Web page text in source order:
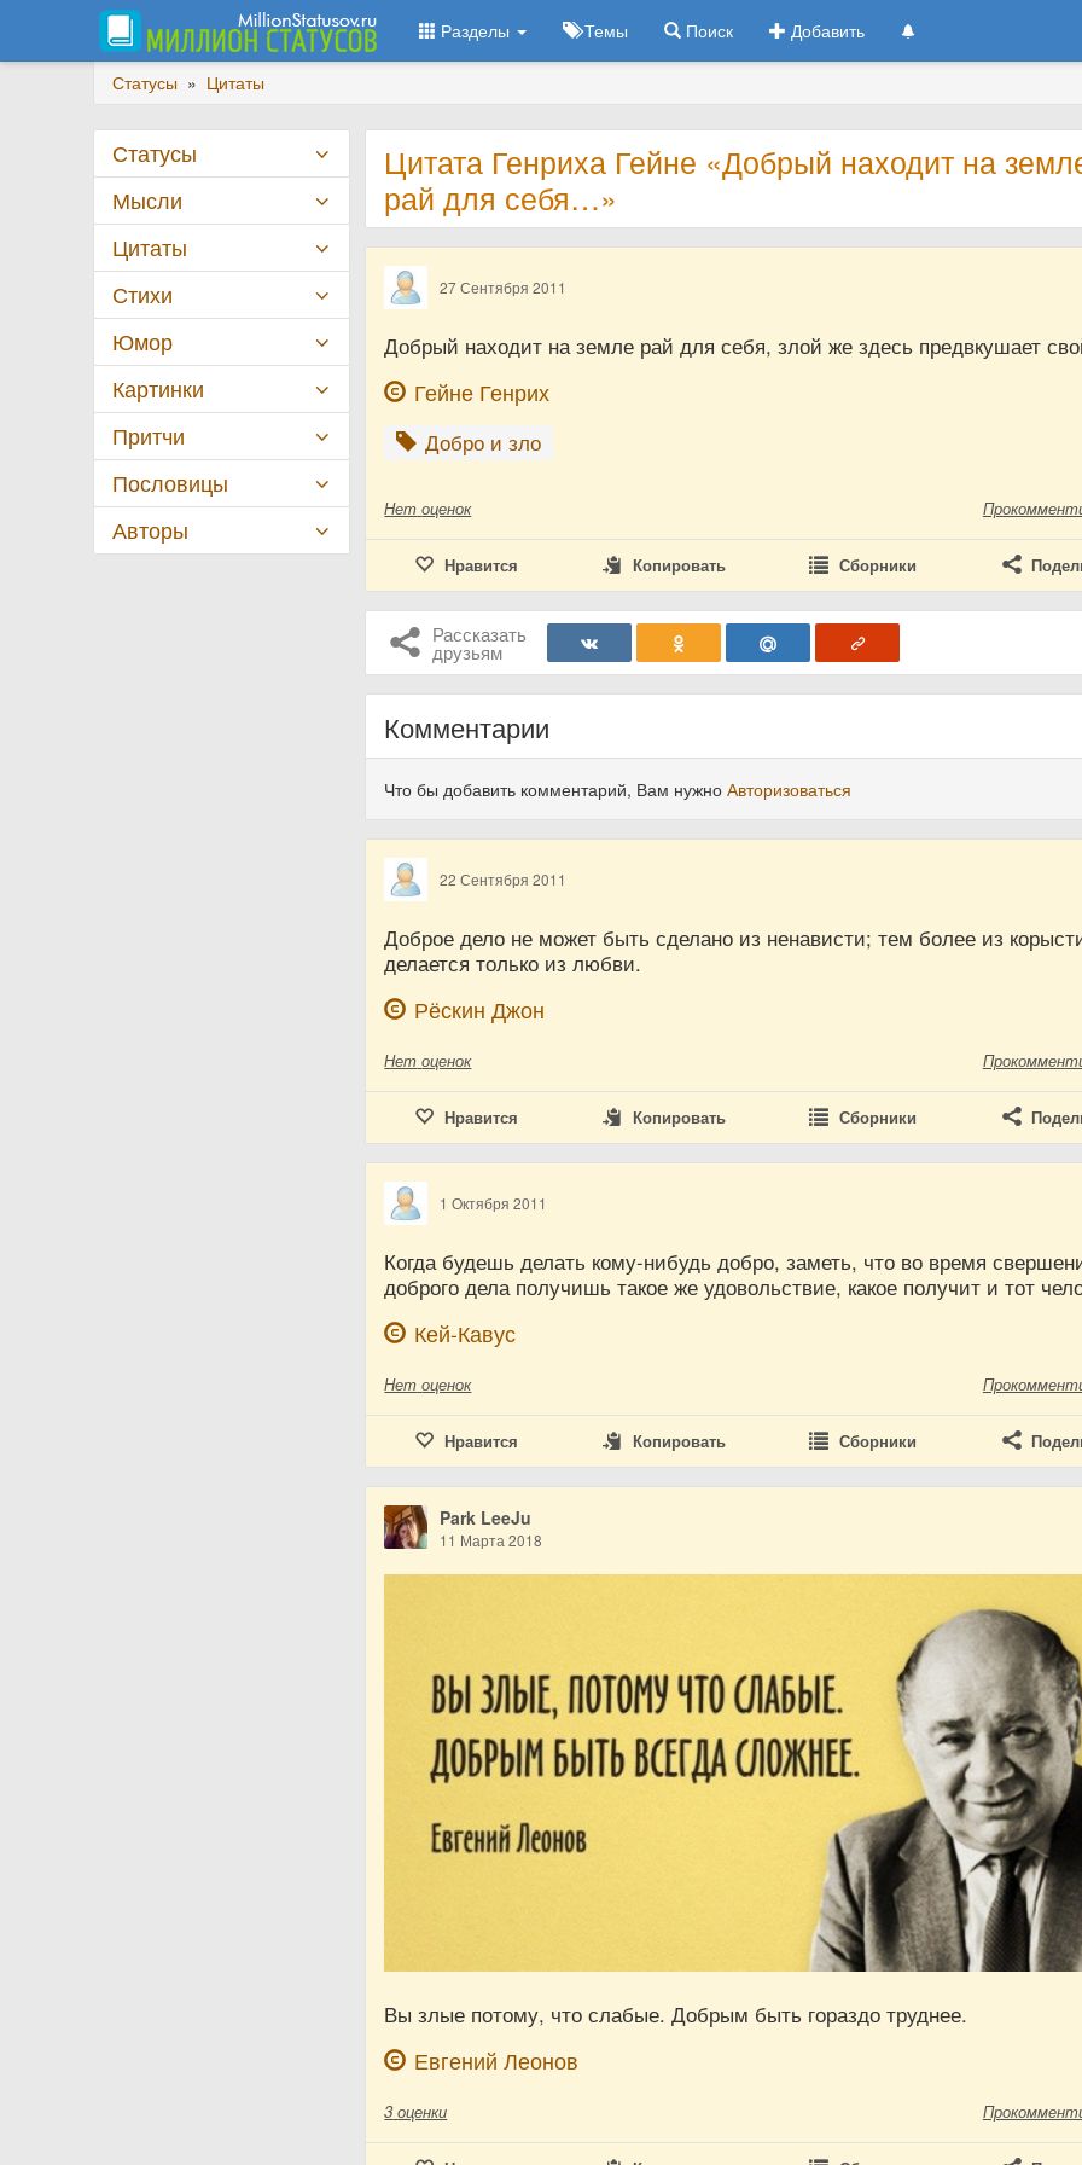
Разделы Темы Поиск Добавить
Статусы » Цитаты
Цитата Генриха Гейне «Добрый находит на
рай для себя…»
27 Сентября 2011
Добрый находит на земле рай для себя, злой же здесь предвкушает
Гейне Генрих
Добро и зло
Нет оценок
Нравится Копировать Сборники
Рассказать
друзьям
Комментарии
Что бы добавить комментарий, Вам нужноАвторизоваться
22 Сентября 2011
Доброе дело не может быть сделано из ненависти; тем более из
делается только из любви.
Рёскин Джон
Нет оценок
Нравится Копировать Сборники
1 Октября 2011
Когда будешь делать кому-нибудь добро, заметь, что во время
доброго дела получишь такое же удовольствие, какое получит и тот
Кей-Кавус
Нет оценок
Нравится Копировать Сборники
Park LeeJu
11 Марта 2018
Вы злые потому, что слабые. Добрым быть гораздо труднее.
Евгений Леонов
3 оценки
Статусы
Мысли
Цитаты
Стихи
Юмор
Картинки
Притчи
Пословицы
Авторы